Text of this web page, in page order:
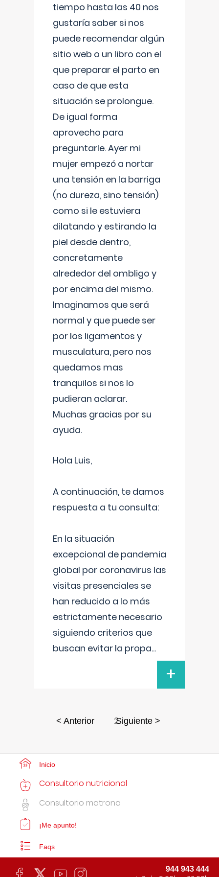
tiempo hasta las 40 nos
gustaría saber si nos
puede recomendar algún
sitio web o un libro con el
que preparar el parto en
caso de que esta
situación se prolongue.
De igual forma
aprovecho para
preguntarle. Ayer mi
mujer empezó a nortar
una tensión en la barriga
(no dureza, sino tensión)
como si le estuviera
dilatando y estirando la
piel desde dentro,
concretamente
alrededor del ombligo y
por encima del mismo.
Imaginamos que será
normal y que puede ser
por los ligamentos y
musculatura, pero nos
quedamos mas
tranquilos si nos lo
pudieran aclarar.
Muchas gracias por su
ayuda.
Hola Luis,
A continuación, te damos
respuesta a tu consulta:
En la situación
excepcional de pandemia
global por coronavirus las
visitas presenciales se
han reducido a lo más
estrictamente necesario
siguiendo criterios que
buscan evitar la propa...
+
< Anterior 2Siguiente >
Inicio
Consultorio nutricional
Consultorio matrona
¡Me apunto!
Faqs
944 943 444